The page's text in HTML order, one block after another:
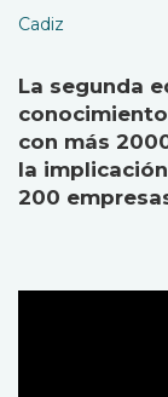
Cadiz
La segunda
con más
la
200